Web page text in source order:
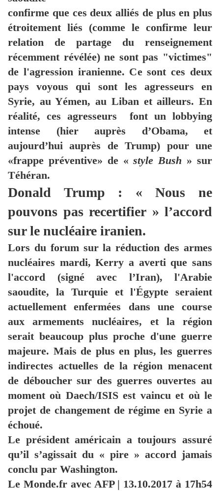
confirme que ces deux alliés de plus en plus
étroitement liés (comme le confirme leur
relation de partage du renseignement
récemment révélée) ne sont pas "victimes"
de l'agression iranienne. Ce sont ces deux
pays voyous qui sont les agresseurs en
Syrie, au Yémen, au Liban et ailleurs. En
réalité, ces agresseurs font un lobbying
intense (hier auprès d’Obama, et
aujourd’hui auprès de Trump) pour une
«frappe préventive» de «style Bush » sur
Téhéran.
Donald Trump : « Nous ne
pouvons pas recertifier » l’accord
sur le nucléaire iranien.
Lors du forum sur la réduction des armes
nucléaires mardi, Kerry a averti que sans
l'accord (signé avec l’Iran), l'Arabie
saoudite, la Turquie et l'Égypte seraient
actuellement enfermées dans une course
aux armements nucléaires, et la région
serait beaucoup plus proche d'une guerre
majeure. Mais de plus en plus, les guerres
indirectes actuelles de la région menacent
de déboucher sur des guerres ouvertes au
moment où Daech/ISIS est vaincu et où le
projet de changement de régime en Syrie a
échoué.
Le président américain a toujours assuré
qu’il s’agissait du « pire » accord jamais
conclu par Washington.
Le Monde.fr avec AFP | 13.10.2017 à 17h54